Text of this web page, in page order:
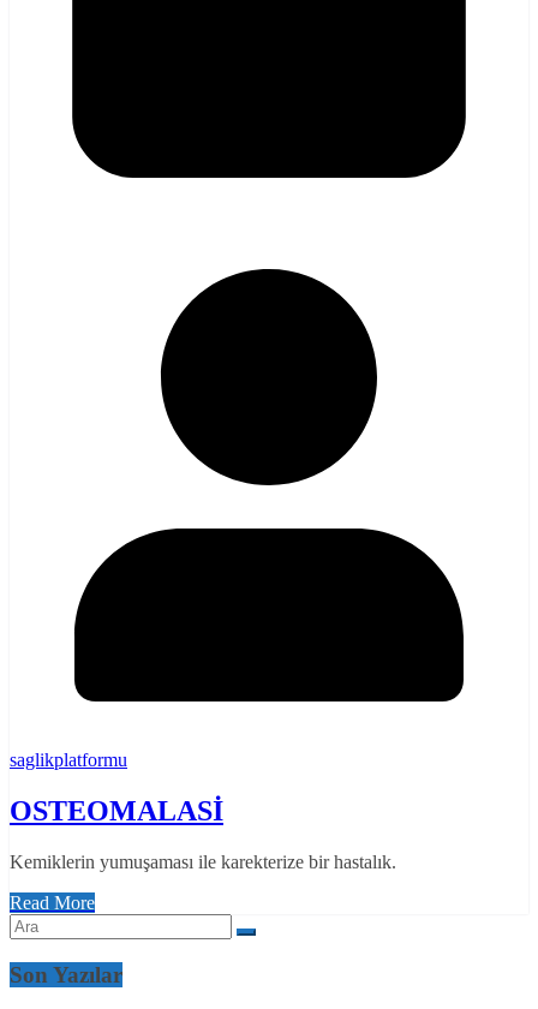
saglikplatformu
OSTEOMALASİ
Kemiklerin yumuşaması ile karekterize bir hastalık.
Read More
Son Yazılar